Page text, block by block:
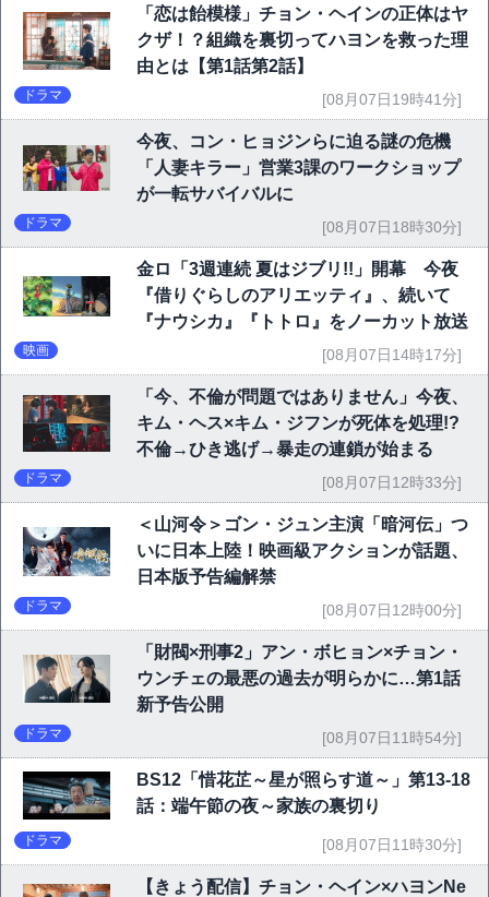
「恋は飴模様」チョン・ヘインの正体はヤ
クザ！？組織を裏切ってハヨンを救った理
由とは【第1話第2話】
ドラマ [08月07日19時41分]
今夜、コン・ヒョジンらに迫る謎の危機
「人妻キラー」営業3課のワークショップ
が一転サバイバルに
ドラマ [08月07日18時30分]
金ロ「3週連続 夏はジブリ!!」開幕 今夜
『借りぐらしのアリエッティ』、続いて
『ナウシカ』『トトロ』をノーカット放送
映画 [08月07日14時17分]
「今、不倫が問題ではありません」今夜、
キム・ヘス×キム・ジフンが死体を処理!?
不倫→ひき逃げ→暴走の連鎖が始まる
ドラマ [08月07日12時33分]
＜山河令＞ゴン・ジュン主演「暗河伝」つ
いに日本上陸！映画級アクションが話題、
日本版予告編解禁
ドラマ [08月07日12時00分]
「財閥×刑事2」アン・ボヒョン×チョン・
ウンチェの最悪の過去が明らかに…第1話
新予告公開
ドラマ [08月07日11時54分]
BS12「惜花芷～星が照らす道～」第13-18
話：端午節の夜～家族の裏切り
ドラマ [08月07日11時30分]
【きょう配信】チョン・ヘイン×ハヨンNe